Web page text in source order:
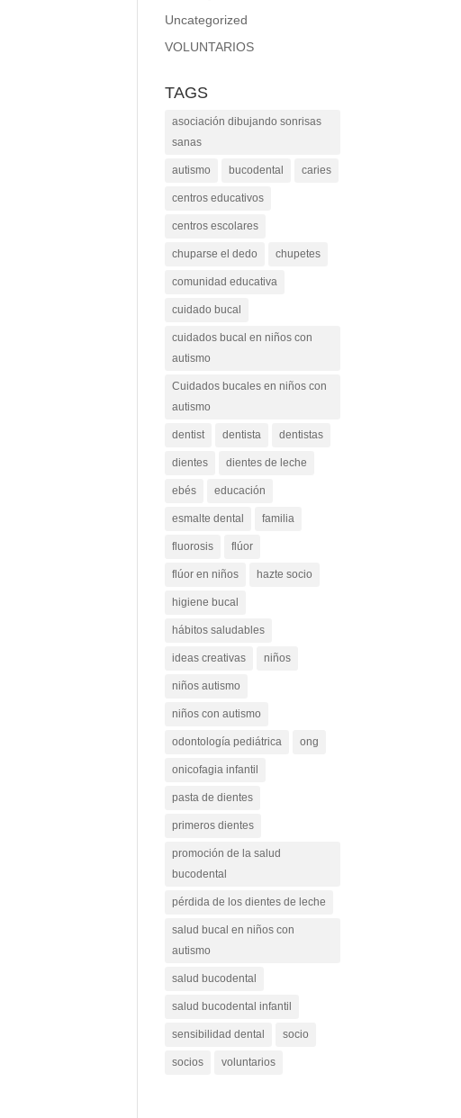
Uncategorized
VOLUNTARIOS
TAGS
asociación dibujando sonrisas
sanas
autismo bucodental caries
centros educativos
centros escolares
chuparse el dedo chupetes
comunidad educativa
cuidado bucal
cuidados bucal en niños con
autismo
Cuidados bucales en niños con
autismo
dentist dentista dentistas
dientes dientes de leche
ebés educación
esmalte dental familia
fluorosis flúor
flúor en niños hazte socio
higiene bucal
hábitos saludables
ideas creativas niños
niños autismo
niños con autismo
odontología pediátrica ong
onicofagia infantil
pasta de dientes
primeros dientes
promoción de la salud
bucodental
pérdida de los dientes de leche
salud bucal en niños con
autismo
salud bucodental
salud bucodental infantil
sensibilidad dental socio
socios voluntarios